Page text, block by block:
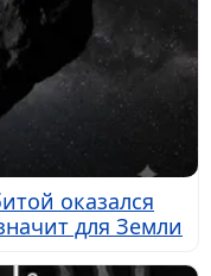
оказался
для Земли